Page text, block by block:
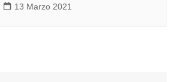
13 Marzo 2021